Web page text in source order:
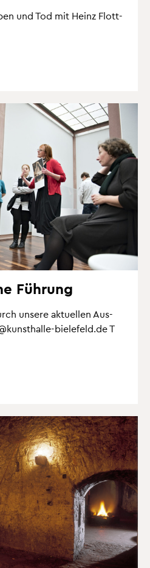
und Tod mit Heinz Flott­
Füh­rung
un­se­re ak­tu­el­len Aus­
​bielefeld.​de T